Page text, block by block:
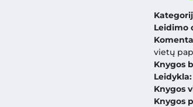
Leidimo
vietų
Knygos
Leidykla:
Knygos
Knygos